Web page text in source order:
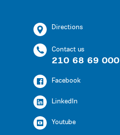
Directions
Contact us
210 68 69 000
Facebook
LinkedIn
Youtube